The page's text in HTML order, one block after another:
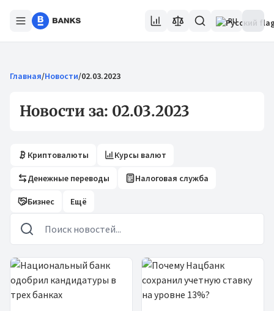
RU
Главная/Новости/02.03.2023
Новости за: 02.03.2023
Криптовалюты Курсы валют
Денежные переводы Налоговая служба
Бизнес Ещё
Новости